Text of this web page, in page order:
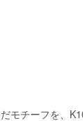
モチーフを、